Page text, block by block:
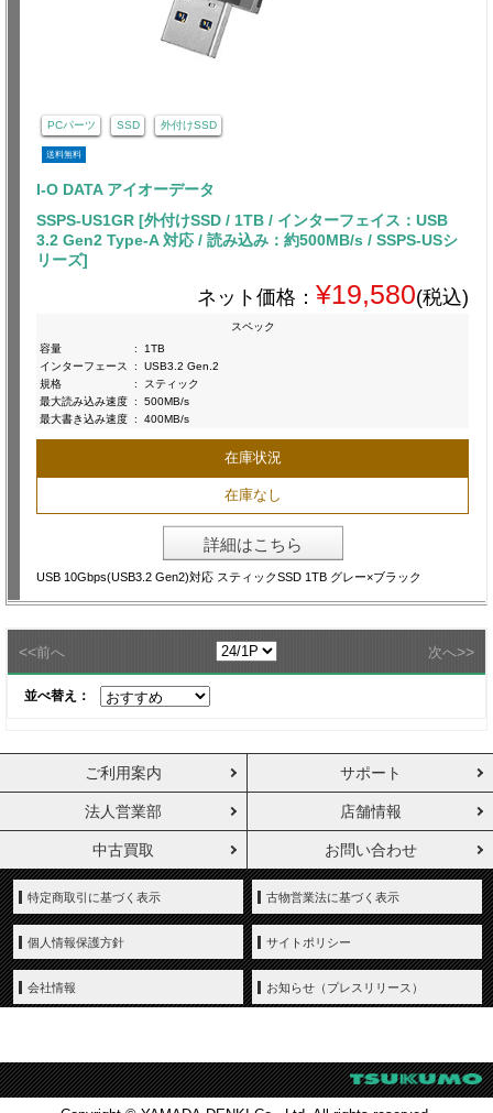
PCパーツ SSD 外付けSSD
送料無料
I-O DATA アイオーデータ
SSPS-US1GR [外付けSSD / 1TB / インターフェイス：USB
3.2 Gen2 Type-A 対応 / 読み込み：約500MB/s / SSPS-USシ
リーズ]
ネット価格： ¥19,580(税込)
スペック
容量
:
1TB
インターフェース
:
USB3.2 Gen.2
規格
:
スティック
最大読み込み速度 :
500MB/s
最大書き込み速度 : 400MB/s
在庫状況
在庫なし
詳細はこちら
USB 10Gbps(USB3.2 Gen2)対応 スティックSSD 1TB グレー×ブラック
<<前へ 次へ>>
並べ替え：
ご利用案内 サポート
法人営業部 店舗情報
中古買取 お問い合わせ
特定商取引に基づく表示 古物営業法に基づく表示
個人情報保護方針 サイトポリシー
会社情報 お知らせ（プレスリリース）